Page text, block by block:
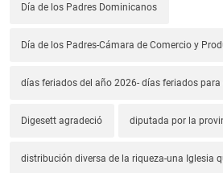
Día de los Padres Dominicanos
Día de los Padres-Cámara de Comercio y
días feriados del año 2026- días feriados para
Digesett agradeció diputada por la
distribución diversa de la riqueza-una Iglesia